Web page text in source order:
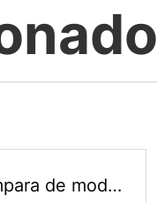
de model